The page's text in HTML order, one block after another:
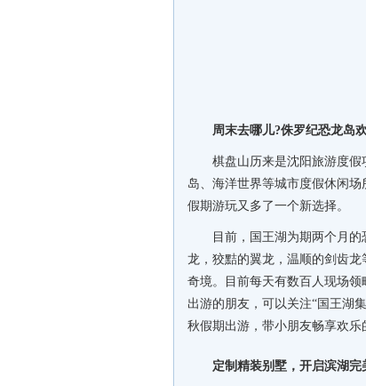
周末去哪儿?侏罗纪恐龙岛
棋盘山历来是沈阳旅游度
岛、海洋世界等城市度假休闲
假期游玩又多了一个新选择。
目前，国王湖为期两个月
龙，狡黠的翼龙，温顺的剑齿
奇境。目前每天有数百人现场
出游的朋友，可以关注“国王湖
秋假期出游，带小朋友畅享欢乐
定制精装别墅，开启滨湖完